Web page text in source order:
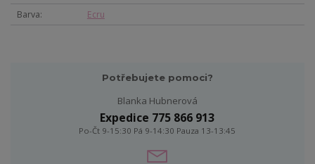
Barva
Ecru
Potřebujete pomoci?
Blanka Hubnerová
Expedice 775 866 913
Po-Čt 9-15:30 Pá 9-14:30 Pauza 13-13:45